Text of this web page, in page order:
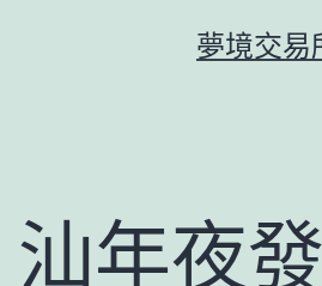
夢境交易
汕年夜